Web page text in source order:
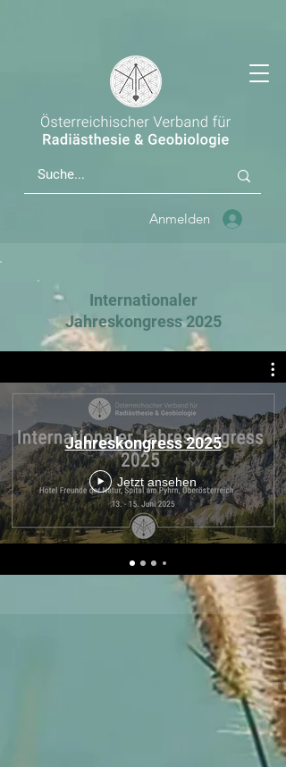
Anmelden
Internationaler
Jahreskongress 2025
Jahreskongress 2025
Jetzt ansehen